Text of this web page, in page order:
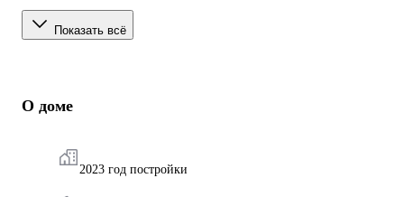
Показать всё
О доме
2023 год постройки